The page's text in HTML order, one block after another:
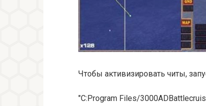
Чтобы активизировать читы,
"C:Program Files/